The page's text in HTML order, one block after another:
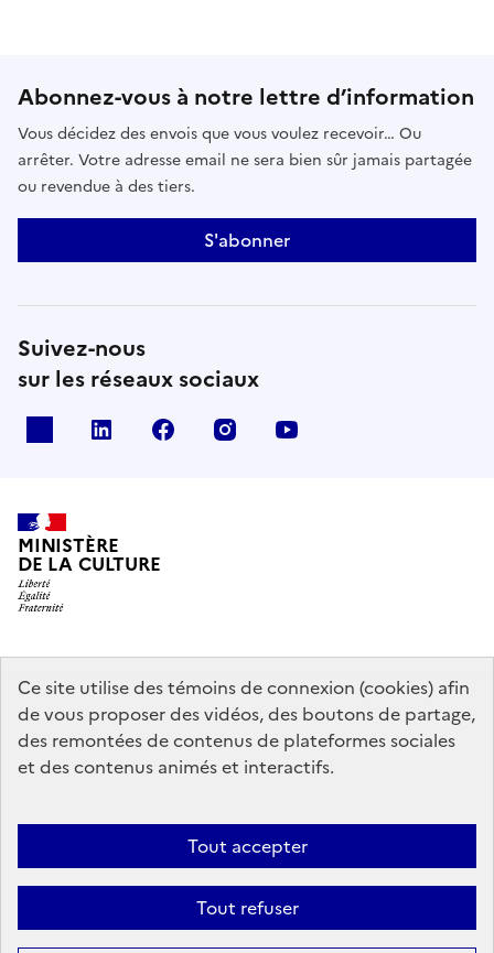
Ce site utilise des témoins de connexion (cookies) afin
de vous proposer des vidéos, des boutons de partage,
des remontées de contenus de plateformes sociales
et des contenus animés et interactifs.
Tout accepter
Tout refuser
Abonnez-vous à notre lettre d’information
Vous décidez des envois que vous voulez recevoir… Ou
arrêter. Votre adresse email ne sera bien sûr jamais partagée
ou revendue à des tiers.
S'abonner
Suivez-nous
sur les réseaux sociaux
linkedin facebook instagram
MINISTÈRE
DE LA CULTURE
data.gouv.fr legifrance.gouv.fr
info.gouv.fr
service-public.gouv.fr
Mentions légales Accessibilité : partiellement conforme
Politique
d’utilisation des témoins de connexion (cookies)
Plan du site